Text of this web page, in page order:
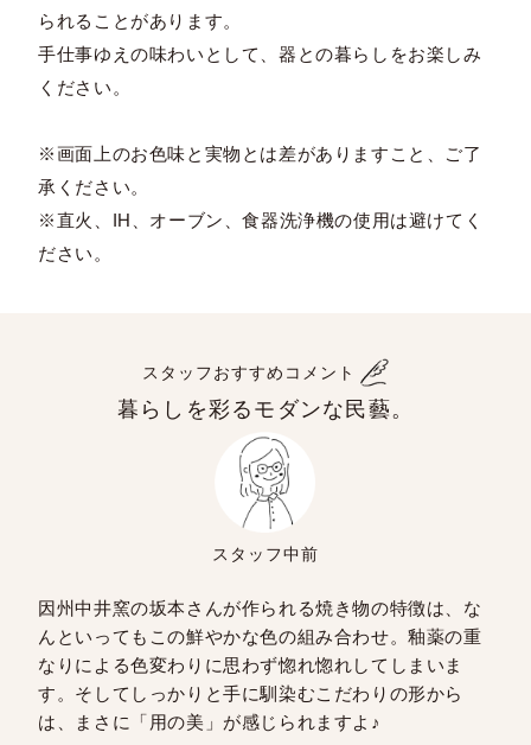
られることがあります。
手仕事ゆえの味わいとして、器との暮らしをお楽しみ
ください。
※画面上のお色味と実物とは差がありますこと、ご了
承ください。
※直火、IH、オーブン、食器洗浄機の使用は避けてく
ださい。
スタッフおすすめコメント
暮らしを彩るモダンな民藝。
スタッフ中前
因州中井窯の坂本さんが作られる焼き物の特徴は、な
んといってもこの鮮やかな色の組み合わせ。釉薬の重
なりによる色変わりに思わず惚れ惚れしてしまいま
す。そしてしっかりと手に馴染むこだわりの形から
は、まさに「用の美」が感じられますよ♪